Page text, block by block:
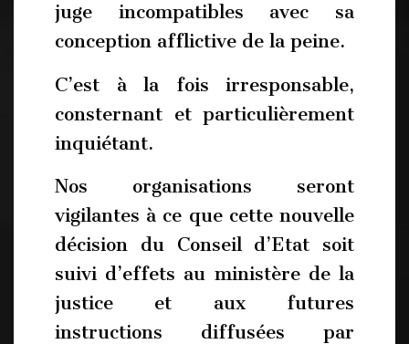
juge incompatibles avec sa
conception afflictive de la peine.
C’est à la fois irresponsable,
consternant et particulièrement
inquiétant.
Nos organisations seront
vigilantes à ce que cette nouvelle
décision du Conseil d’Etat soit
suivi d’effets au ministère de la
justice et aux futures
instructions diffusées par